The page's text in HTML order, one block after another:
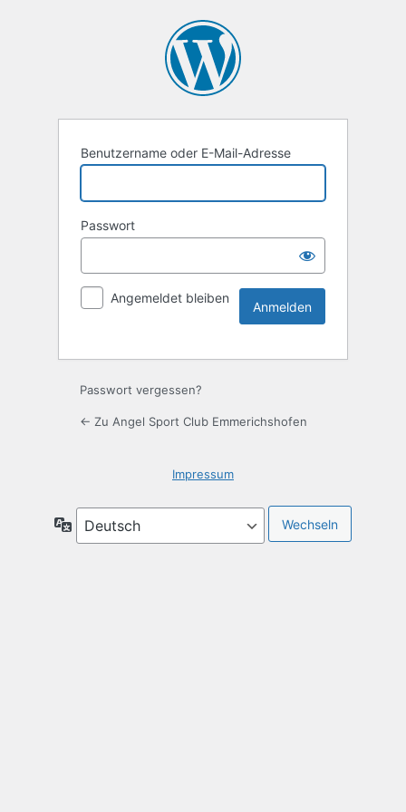
Benutzername oder E-Mail-Adresse
Passwort
Angemeldet bleiben
Passwort vergessen?
← Zu Angel Sport Club Emmerichshofen
Impressum
Sprache